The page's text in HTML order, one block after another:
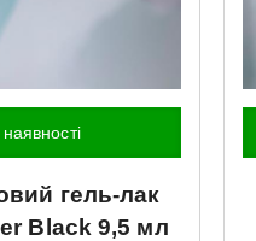
гель-лак
Black 9,5 мл